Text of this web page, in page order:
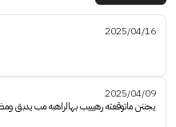
2025/04/16
2025/04/09
يجننن ماتوقعته رهيييب بهالراهبه مب يدبق